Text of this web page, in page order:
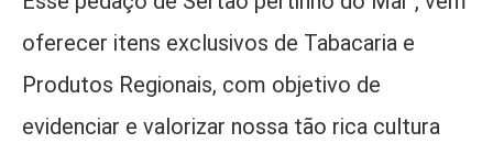
oferecer itens exclusivos de Tabacaria e
Produtos Regionais, com objetivo de
evidenciar e valorizar nossa tão rica cultura